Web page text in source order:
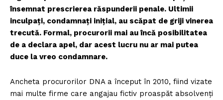
însemnat prescrierea răspunderii penale. Ultimii
inculpați, condamnați inițial, au scăpat de griji vinerea
trecută. Formal, procurorii mai au încă posibilitatea
de a declara apel, dar acest lucru nu ar mai putea
duce la vreo condamnare.
Ancheta procurorilor DNA a început în 2010, fiind vizate
mai multe firme care angajau fictiv proaspăt absolvenți